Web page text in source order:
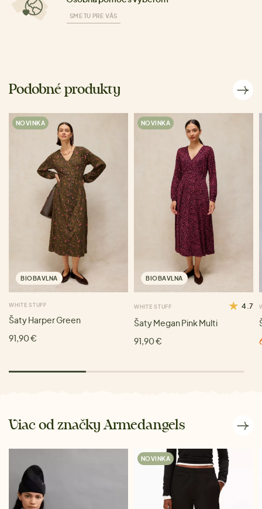
SME TU PRE VÁS
Podobné produkty
NOVINKA
BIOBAVLNA
WHITE STUFF
Šaty Harper Green
91,90 €
NOVINKA
BIOBAVLNA
WHITE STUFF 4.7
Šaty Megan Pink Multi
91,90 €
Viac od značky Armedangels
NOVINKA